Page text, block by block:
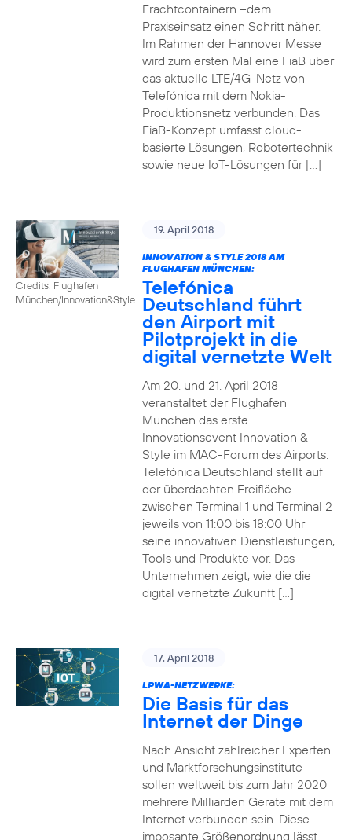
Frachtcontainern –dem
Praxiseinsatz einen Schritt näher.
Im Rahmen der Hannover Messe
wird zum ersten Mal eine FiaB über
das aktuelle LTE/4G-Netz von
Telefónica mit dem Nokia-
Produktionsnetz verbunden. Das
FiaB-Konzept umfasst cloud-
basierte Lösungen, Robotertechnik
sowie neue IoT-Lösungen für […]
Credits: Flughafen
München/Innovation&Style
19. April 2018
INNOVATION & STYLE 2018 AM
FLUGHAFEN MÜNCHEN:
Telefónica
Deutschland führt
den Airport mit
Pilotprojekt in die
digital vernetzte Welt
Am 20. und 21. April 2018
veranstaltet der Flughafen
München das erste
Innovationsevent Innovation &
Style im MAC-Forum des Airports.
Telefónica Deutschland stellt auf
der überdachten Freifläche
zwischen Terminal 1 und Terminal 2
jeweils von 11:00 bis 18:00 Uhr
seine innovativen Dienstleistungen,
Tools und Produkte vor. Das
Unternehmen zeigt, wie die die
digital vernetzte Zukunft […]
17. April 2018
LPWA-NETZWERKE:
Die Basis für das
Internet der Dinge
Nach Ansicht zahlreicher Experten
und Marktforschungsinstitute
sollen weltweit bis zum Jahr 2020
mehrere Milliarden Geräte mit dem
Internet verbunden sein. Diese
imposante Größenordnung lässt